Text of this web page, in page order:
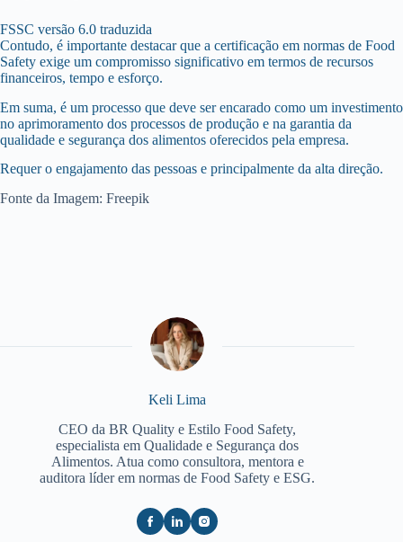
FSSC versão 6.0 traduzida
Contudo, é importante destacar que a certificação em normas de Food
Safety exige um compromisso significativo em termos de recursos
financeiros, tempo e esforço.
Em suma, é um processo que deve ser encarado como um investimento
no aprimoramento dos processos de produção e na garantia da
qualidade e segurança dos alimentos oferecidos pela empresa.
Requer o engajamento das pessoas e principalmente da alta direção.
Fonte da Imagem: Freepik
Keli Lima
CEO da BR Quality e Estilo Food Safety,
especialista em Qualidade e Segurança dos
Alimentos. Atua como consultora, mentora e
auditora líder em normas de Food Safety e ESG.